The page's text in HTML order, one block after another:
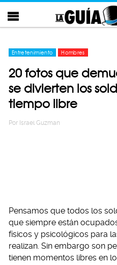
Entretenimiento Hombres
20 fotos que
se divierten los
tiempo libre
Por Israel Guzman
Pensamos que todos los
que siempre están
físicos y psicológicos para
realizan. Sin embargo son
tienen momentos libres en